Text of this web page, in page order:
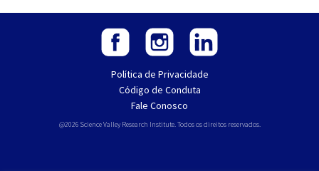
Política de Privacidade
Código de Conduta
Fale Conosco
@2026 Science Valley Research Institute. Todos os direitos reservados.